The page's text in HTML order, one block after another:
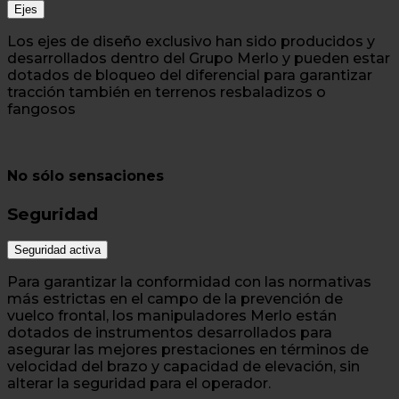
Ejes
Los ejes de diseño exclusivo han sido producidos y
desarrollados dentro del Grupo Merlo y pueden estar
dotados de bloqueo del diferencial para garantizar
tracción también en terrenos resbaladizos o
fangosos
No sólo sensaciones
Seguridad
Seguridad activa
Para garantizar la conformidad con las normativas
más estrictas en el campo de la prevención de
vuelco frontal, los manipuladores Merlo están
dotados de instrumentos desarrollados para
asegurar las mejores prestaciones en términos de
velocidad del brazo y capacidad de elevación, sin
alterar la seguridad para el operador.